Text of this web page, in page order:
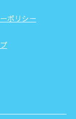
ポリシー